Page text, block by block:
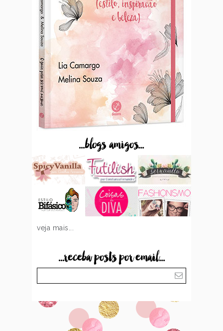
...blogs amigos...
veja mais...
...receba posts por email...